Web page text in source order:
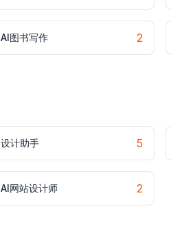
AI图书写作 2
设计助手 5
AI网站设计师 2